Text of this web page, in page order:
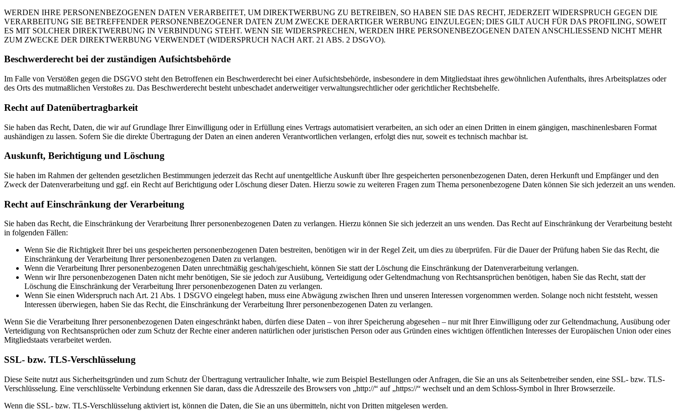
WERDEN IHRE PERSONENBEZOGENEN DATEN VERARBEITET, UM DIREKTWERBUNG ZU BETREIBEN, SO HABEN SIE DAS RECHT, JEDERZEIT WIDERSPRUCH GEGEN DIE
VERARBEITUNG SIE BETREFFENDER PERSONENBEZOGENER DATEN ZUM ZWECKE DERARTIGER WERBUNG EINZULEGEN; DIES GILT AUCH FÜR DAS PROFILING, SOWEIT
ES MIT SOLCHER DIREKTWERBUNG IN VERBINDUNG STEHT. WENN SIE WIDERSPRECHEN, WERDEN IHRE PERSONENBEZOGENEN DATEN ANSCHLIESSEND NICHT MEHR
ZUM ZWECKE DER DIREKTWERBUNG VERWENDET (WIDERSPRUCH NACH ART. 21 ABS. 2 DSGVO).
Beschwerde­recht bei der zuständigen Aufsichts­behörde
Im Falle von Verstößen gegen die DSGVO steht den Betroffenen ein Beschwerderecht bei einer Aufsichtsbehörde, insbesondere in dem Mitgliedstaat ihres gewöhnlichen Aufenthalts, ihres Arbeitsplatzes oder
des Orts des mutmaßlichen Verstoßes zu. Das Beschwerderecht besteht unbeschadet anderweitiger verwaltungsrechtlicher oder gerichtlicher Rechtsbehelfe.
Recht auf Daten­übertrag­barkeit
Sie haben das Recht, Daten, die wir auf Grundlage Ihrer Einwilligung oder in Erfüllung eines Vertrags automatisiert verarbeiten, an sich oder an einen Dritten in einem gängigen, maschinenlesbaren Format
aushändigen zu lassen. Sofern Sie die direkte Übertragung der Daten an einen anderen Verantwortlichen verlangen, erfolgt dies nur, soweit es technisch machbar ist.
Auskunft, Berichtigung und Löschung
Sie haben im Rahmen der geltenden gesetzlichen Bestimmungen jederzeit das Recht auf unentgeltliche Auskunft über Ihre gespeicherten personenbezogenen Daten, deren Herkunft und Empfänger und den
Zweck der Datenverarbeitung und ggf. ein Recht auf Berichtigung oder Löschung dieser Daten. Hierzu sowie zu weiteren Fragen zum Thema personenbezogene Daten können Sie sich jederzeit an uns wenden.
Recht auf Einschränkung der Verarbeitung
Sie haben das Recht, die Einschränkung der Verarbeitung Ihrer personenbezogenen Daten zu verlangen. Hierzu können Sie sich jederzeit an uns wenden. Das Recht auf Einschränkung der Verarbeitung besteht
in folgenden Fällen:
Wenn Sie die Richtigkeit Ihrer bei uns gespeicherten personenbezogenen Daten bestreiten, benötigen wir in der Regel Zeit, um dies zu überprüfen. Für die Dauer der Prüfung haben Sie das Recht, die
Einschränkung der Verarbeitung Ihrer personenbezogenen Daten zu verlangen.
Wenn die Verarbeitung Ihrer personenbezogenen Daten unrechtmäßig geschah/geschieht, können Sie statt der Löschung die Einschränkung der Datenverarbeitung verlangen.
Wenn wir Ihre personenbezogenen Daten nicht mehr benötigen, Sie sie jedoch zur Ausübung, Verteidigung oder Geltendmachung von Rechtsansprüchen benötigen, haben Sie das Recht, statt der
Löschung die Einschränkung der Verarbeitung Ihrer personenbezogenen Daten zu verlangen.
Wenn Sie einen Widerspruch nach Art. 21 Abs. 1 DSGVO eingelegt haben, muss eine Abwägung zwischen Ihren und unseren Interessen vorgenommen werden. Solange noch nicht feststeht, wessen
Interessen überwiegen, haben Sie das Recht, die Einschränkung der Verarbeitung Ihrer personenbezogenen Daten zu verlangen.
Wenn Sie die Verarbeitung Ihrer personenbezogenen Daten eingeschränkt haben, dürfen diese Daten – von ihrer Speicherung abgesehen – nur mit Ihrer Einwilligung oder zur Geltendmachung, Ausübung oder
Verteidigung von Rechtsansprüchen oder zum Schutz der Rechte einer anderen natürlichen oder juristischen Person oder aus Gründen eines wichtigen öffentlichen Interesses der Europäischen Union oder eines
Mitgliedstaats verarbeitet werden.
SSL- bzw. TLS-Verschlüsselung
Diese Seite nutzt aus Sicherheitsgründen und zum Schutz der Übertragung vertraulicher Inhalte, wie zum Beispiel Bestellungen oder Anfragen, die Sie an uns als Seitenbetreiber senden, eine SSL- bzw. TLS-
Verschlüsselung. Eine verschlüsselte Verbindung erkennen Sie daran, dass die Adresszeile des Browsers von „http://“ auf „https://“ wechselt und an dem Schloss-Symbol in Ihrer Browserzeile.
Wenn die SSL- bzw. TLS-Verschlüsselung aktiviert ist, können die Daten, die Sie an uns übermitteln, nicht von Dritten mitgelesen werden.